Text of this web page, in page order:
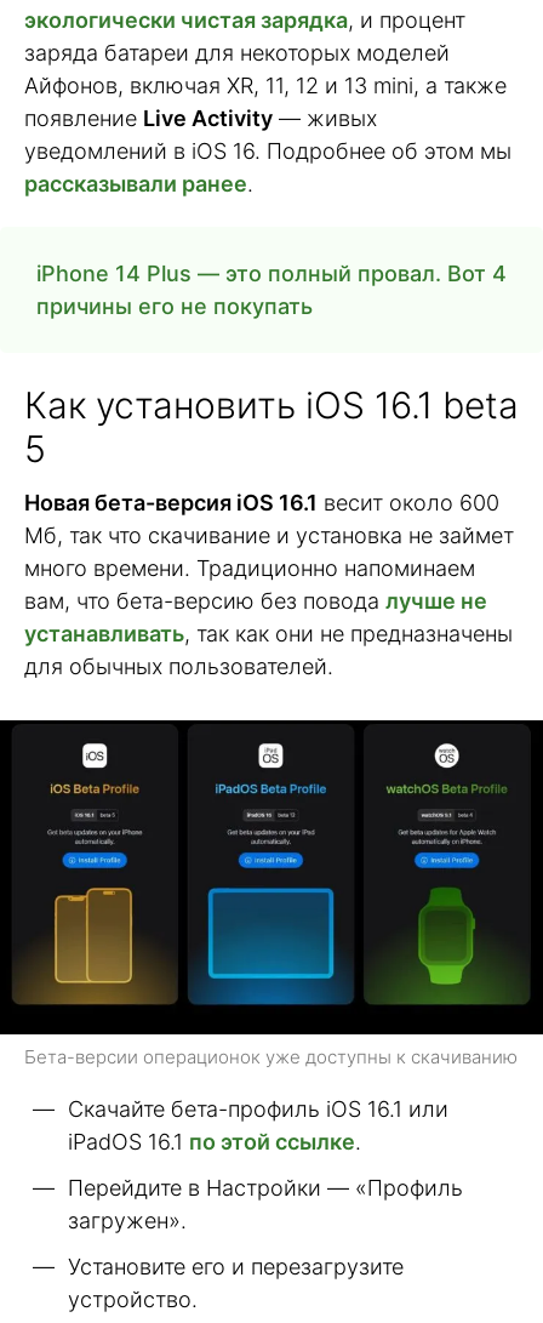
экологически чистая зарядка, и процент
заряда батареи для некоторых моделей
Айфонов, включая XR, 11, 12 и 13 mini, а также
появление Live Activity — живых
уведомлений в iOS 16. Подробнее об этом мы
рассказывали ранее.
iPhone 14 Plus — это полный провал. Вот 4
причины его не покупать
Как установить iOS 16.1 beta
5
Новая бета-версия iOS 16.1 весит около 600
Мб, так что скачивание и установка не займет
много времени. Традиционно напоминаем
вам, что бета-версию без повода лучше не
устанавливать, так как они не предназначены
для обычных пользователей.
Бета-версии операционок уже доступны к скачиванию
Скачайте бета-профиль iOS 16.1 или
iPadOS 16.1 по этой ссылке.
Перейдите в Настройки — «Профиль
загружен».
Установите его и перезагрузите
устройство.